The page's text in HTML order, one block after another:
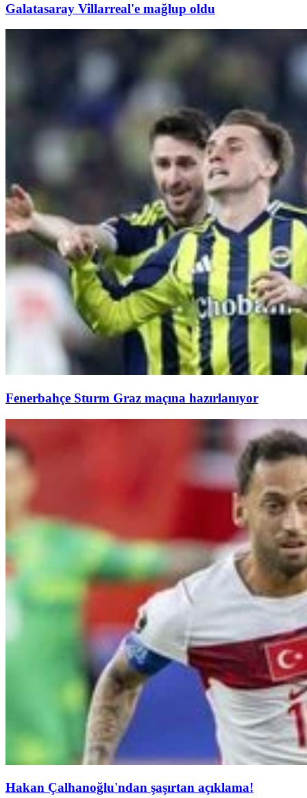
Galatasaray Villarreal'e mağlup oldu
Fenerbahçe Sturm Graz maçına hazırlanıyor
Hakan Çalhanoğlu'ndan şaşırtan açıklama!